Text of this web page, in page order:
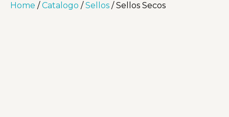
Home /Catalogo /Sellos / Sellos Secos